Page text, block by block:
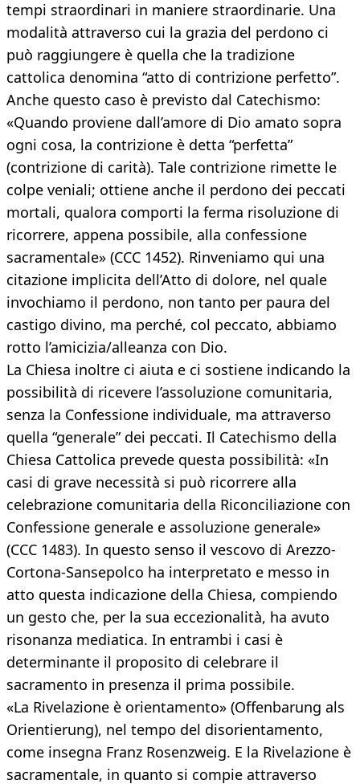
tempi straordinari in maniere straordinarie. Una
modalità attraverso cui la grazia del perdono ci
può raggiungere è quella che la tradizione
cattolica denomina “atto di contrizione perfetto”.
Anche questo caso è previsto dal Catechismo:
«Quando proviene dall’amore di Dio amato sopra
ogni cosa, la contrizione è detta “perfetta”
(contrizione di carità). Tale contrizione rimette le
colpe veniali; ottiene anche il perdono dei peccati
mortali, qualora comporti la ferma risoluzione di
ricorrere, appena possibile, alla confessione
sacramentale» (CCC 1452). Rinveniamo qui una
citazione implicita dell’Atto di dolore, nel quale
invochiamo il perdono, non tanto per paura del
castigo divino, ma perché, col peccato, abbiamo
rotto l’amicizia/alleanza con Dio.
La Chiesa inoltre ci aiuta e ci sostiene indicando la
possibilità di ricevere l’assoluzione comunitaria,
senza la Confessione individuale, ma attraverso
quella “generale” dei peccati. Il Catechismo della
Chiesa Cattolica prevede questa possibilità: «In
casi di grave necessità si può ricorrere alla
celebrazione comunitaria della Riconciliazione con
Confessione generale e assoluzione generale»
(CCC 1483). In questo senso il vescovo di Arezzo-
Cortona-Sansepolco ha interpretato e messo in
atto questa indicazione della Chiesa, compiendo
un gesto che, per la sua eccezionalità, ha avuto
risonanza mediatica. In entrambi i casi è
determinante il proposito di celebrare il
sacramento in presenza il prima possibile.
«La Rivelazione è orientamento» (Offenbarung als
Orientierung), nel tempo del disorientamento,
come insegna Franz Rosenzweig. E la Rivelazione è
sacramentale, in quanto si compie attraverso